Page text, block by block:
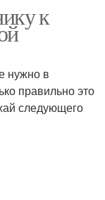
обработки
на зиму
к
нужно в
правильно это
следующего